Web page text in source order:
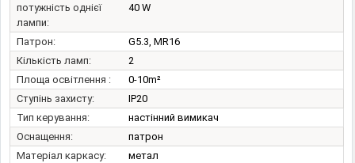
потужність однієї
лампи:
40 W
Патрон:
G5.3, MR16
Кількість ламп:
2
Площа освітлення :
0-10m²
Ступінь захисту:
IP20
Тип керування:
настінний вимикач
Оснащення:
патрон
Матеріал каркасу:
метал